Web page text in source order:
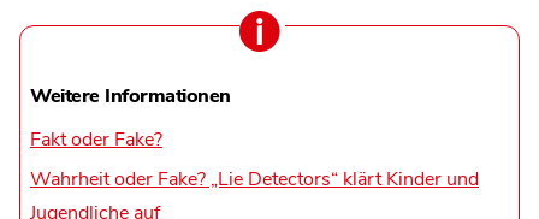
Weitere Informationen
Fakt oder Fake?
Wahrheit oder Fake? „Lie Detectors“ klärt Kinder und
Jugendliche auf